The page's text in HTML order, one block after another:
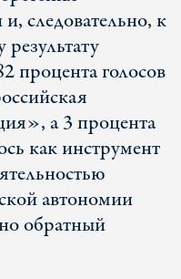
следовательно, к
процента голосов
а 3 процента
как инструмент
автономии
обратный